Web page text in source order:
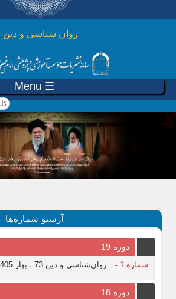
رفتن به محتوای اصلی
روان شناسی و دين
☰ Menu
آرشیو شماره‌ها
دوره 19
شماره 1 - روان‌شناسی و دین 73 ، بهار 1405
دوره 18